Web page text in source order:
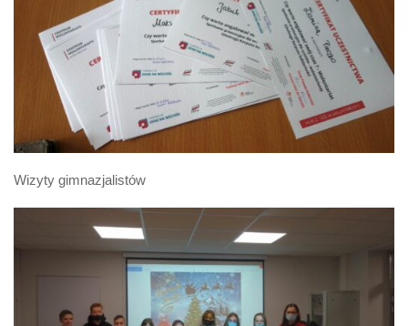
Wizyty gimnazjalistów